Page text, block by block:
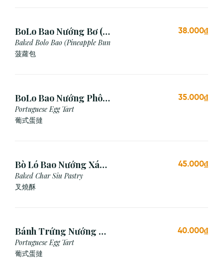
BoLo Bao Nướng Bơ (1
Cái)
Baked Bolo Bao (Pineapple Bun
菠蘿包
38.000₫
BoLo Bao Nướng Phô
Mai (1 Cái)
Portuguese Egg Tart
葡式蛋撻
35.000₫
Bò Ló Bao Nướng Xá
Xíu (1 Cái)
Baked Char Siu Pastry
叉燒酥
45.000₫
Bánh Trứng Nướng Bồ
Đào Nha (2 Cái)
Portuguese Egg Tart
葡式蛋撻
40.000₫